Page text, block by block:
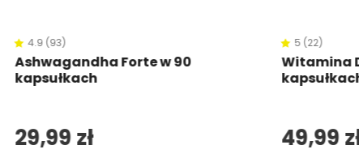
4.9 (93)
Ashwagandha Forte w 90
kapsułkach
29,99 zł
5 (22)
Witamina
kapsułkach
49,99 zł